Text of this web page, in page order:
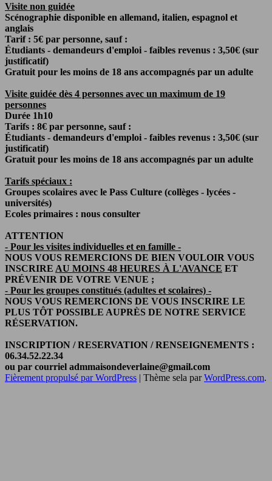
Visite non guidée
Scénographie disponible en allemand, italien, espagnol et
anglais
Tarif : 5€ par personne, sauf :
Étudiants - demandeurs d'emploi - faibles revenus : 3,50€ (sur
justificatif)
Gratuit pour les moins de 18 ans accompagnés par un adulte
Visite guidée dès 4 personnes avec un maximum de 19
personnes
Durée 1h10
Tarifs : 8€ par personne, sauf :
Étudiants - demandeurs d'emploi - faibles revenus : 3,50€ (sur
justificatif)
Gratuit pour les moins de 18 ans accompagnés par un adulte
Tarifs spéciaux :
Groupes scolaires avec le Pass Culture (collèges - lycées -
universités)
Ecoles primaires : nous consulter
ATTENTION
- Pour les visites individuelles et en famille -
NOUS VOUS REMERCIONS DE BIEN VOULOIR VOUS
INSCRIRE AU MOINS 48 HEURES À L'AVANCE ET
PRÉVENIR DE VOTRE VENUE ;
- Pour les groupes constitués (adultes et scolaires) -
NOUS VOUS REMERCIONS DE VOUS INSCRIRE LE
PLUS TÔT POSSIBLE AUPRÈS DE NOTRE SERVICE
RÉSERVATION.
INSCRIPTION / RESERVATION / RENSEIGNEMENTS :
06.34.52.22.34
ou par courriel admmaisondeverlaine@gmail.com
Fièrement propulsé par WordPress | Thème sela parWordPress.com.